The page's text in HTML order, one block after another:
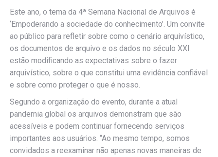
Este ano, o tema da 4ª Semana Nacional de Arquivos é
‘Empoderando a sociedade do conhecimento’. Um convite
ao público para refletir sobre como o cenário arquivístico,
os documentos de arquivo e os dados no século XXI
estão modificando as expectativas sobre o fazer
arquivístico, sobre o que constitui uma evidência confiável
e sobre como proteger o que é nosso.
Segundo a organização do evento, durante a atual
pandemia global os arquivos demonstram que são
acessíveis e podem continuar fornecendo serviços
importantes aos usuários. “Ao mesmo tempo, somos
convidados a reexaminar não apenas novas maneiras de